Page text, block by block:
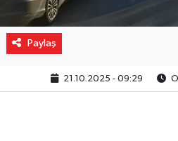
Paylaş
21.10.2025 - 09:29